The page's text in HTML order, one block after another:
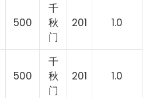
500
千
秋
门
201 1.0
500
千
秋
门
201 1.0